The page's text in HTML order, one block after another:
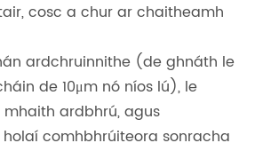
cosc ​​a chur ar chaitheamh
ardchruinnithe (de ghnáth le
de 10μm nó níos lú), le
ardbhrú, agus
comhbhrúiteora sonracha